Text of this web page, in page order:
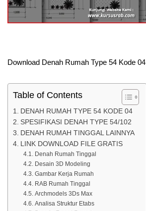
Download Denah Rumah Type 54 Kode 04
Table of Contents
DENAH RUMAH TYPE 54 KODE 04
SPESIFIKASI DENAH TYPE 54/102
DENAH RUMAH TINGGAL LAINNYA
LINK DOWNLOAD FILE GRATIS
Denah Rumah Tinggal
Desain 3D Modeling
Gambar Kerja Rumah
RAB Rumah Tinggal
Archmodels 3Ds Max
Analisa Struktur Etabs